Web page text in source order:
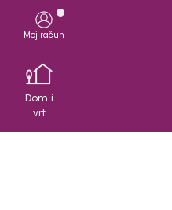
Moj račun
Dom i
vrt